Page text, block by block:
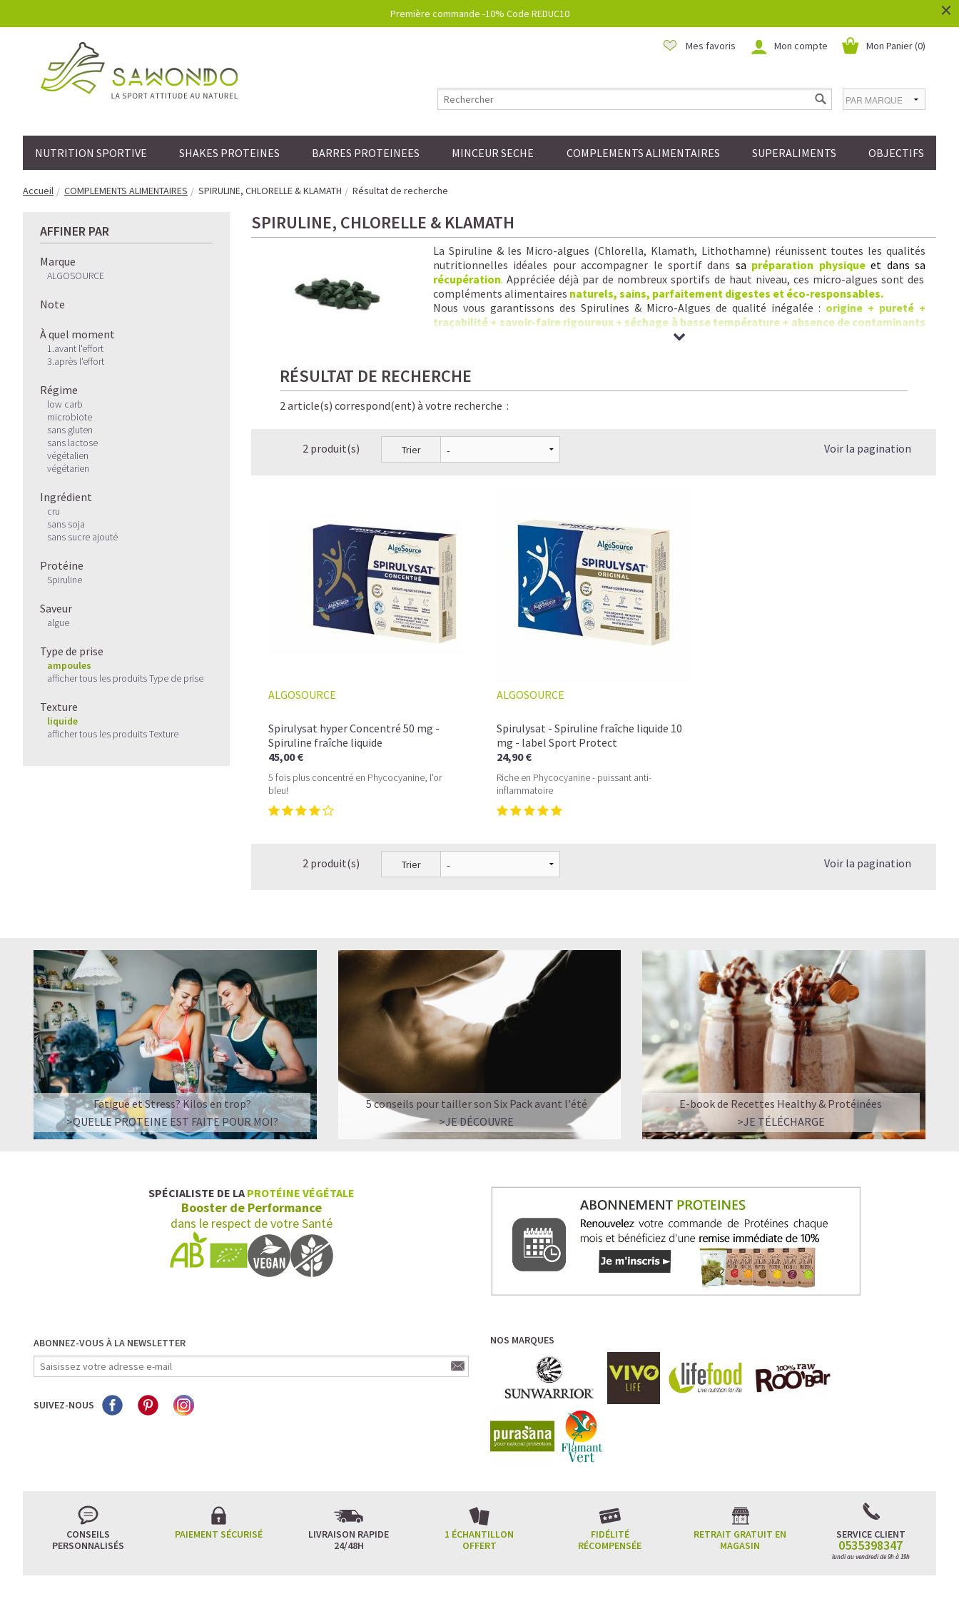
Première commande -10% Code REDUC10 ×
Mon Panier (0)
Mon compte
Mes favoris
NUTRITION SPORTIVE SHAKES PROTEINES BARRES PROTEINEES MINCEUR SECHE COMPLEMENTS ALIMENTAIRES SUPERALIMENTS OBJECTIFS
Accueil COMPLEMENTS ALIMENTAIRES SPIRULINE, CHLORELLE & KLAMATH Résultat de recherche
AFFINER PAR
Marque
ALGOSOURCE
Note
À quel moment
1.avant l'effort
3.après l'effort
Régime
low carb
microbiote
sans gluten
sans lactose
végétalien
végétarien
Ingrédient
cru
sans soja
sans sucre ajouté
Protéine
Spiruline
Saveur
algue
Type de prise
ampoules
afficher tous les produits Type de prise
Texture
liquide
afficher tous les produits Texture
SPIRULINE, CHLORELLE & KLAMATH
La Spiruline & les Micro-algues (Chlorella, Klamath, Lithothamne) réunissent toutes les qualités
nutritionnelles idéales pour accompagner le sportif dans sa préparation physique et dans sa
récupération. Appréciée déjà par de nombreux sportifs de haut niveau, ces micro-algues sont des
compléments alimentaires naturels, sains, parfaitement digestes et éco-responsables.
Nous vous garantissons des Spirulines & Micro-Algues de qualité inégalée : origine + pureté +
traçabilité + savoir-faire rigoureux + séchage à basse température + absence de contaminants
RÉSULTAT DE RECHERCHE
2 article(s) correspond(ent) à votre recherche :
2 produit(s) Trier Voir la pagination
ALGOSOURCE
Spirulysat hyper Concentré 50 mg -
Spiruline fraîche liquide
45,00 €
5 fois plus concentré en Phycocyanine, l'or
bleu!
ALGOSOURCE
Spirulysat - Spiruline fraîche liquide 10
mg - label Sport Protect
24,90 €
Riche en Phycocyanine - puissant anti-
inflammatoire
2 produit(s) Trier Voir la pagination
Fatigue et Stress? Kilos en trop?
>QUELLE PROTEINE EST FAITE POUR MOI?
5 conseils pour tailler son Six Pack avant l'été
>JE DÉCOUVRE
E-book de Recettes Healthy & Protéinées
>JE TÉLÉCHARGE
SPÉCIALISTE DE LA PROTÉINE VÉGÉTALE
Booster de Performance
dans le respect de votre Santé
ABONNEZ-VOUS À LA NEWSLETTER
SUIVEZ-NOUS
NOS MARQUES
CONSEILS
PERSONNALISÉS
PAIEMENT SÉCURISÉ
LIVRAISON RAPIDE
24/48H
1 ÉCHANTILLON
OFFERT
FIDÉLITÉ
RÉCOMPENSÉE
RETRAIT GRATUIT EN
MAGASIN
SERVICE CLIENT
0535398347
lundi au vendredi de 9h à 19h